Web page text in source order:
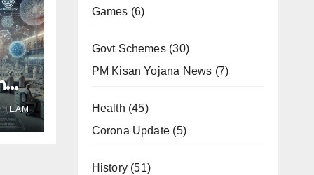
Games (6)
Govt Schemes(30)
PM Kisan Yojana News (7)
Health (45)
Corona Update (5)
History(51)